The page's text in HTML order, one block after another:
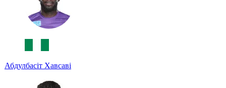
Абдулбасіт Хавсаві